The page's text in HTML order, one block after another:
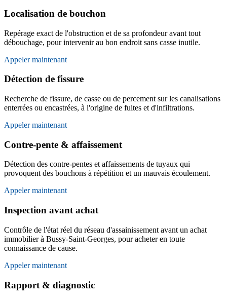
Localisation de bouchon
Repérage exact de l'obstruction et de sa profondeur avant tout
débouchage, pour intervenir au bon endroit sans casse inutile.
Appeler maintenant
Détection de fissure
Recherche de fissure, de casse ou de percement sur les canalisations
enterrées ou encastrées, à l'origine de fuites et d'infiltrations.
Appeler maintenant
Contre-pente & affaissement
Détection des contre-pentes et affaissements de tuyaux qui
provoquent des bouchons à répétition et un mauvais écoulement.
Appeler maintenant
Inspection avant achat
Contrôle de l'état réel du réseau d'assainissement avant un achat
immobilier à Bussy-Saint-Georges, pour acheter en toute
connaissance de cause.
Appeler maintenant
Rapport & diagnostic